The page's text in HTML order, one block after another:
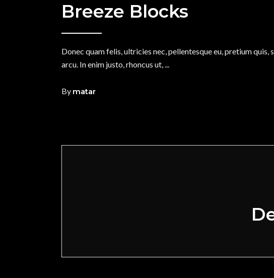
Breeze Blocks
Donec quam felis, ultricies nec, pellentesque eu, pretium
arcu. In enim justo, rhoncus ut,
By matar